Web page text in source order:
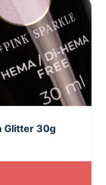
Glitter 30g